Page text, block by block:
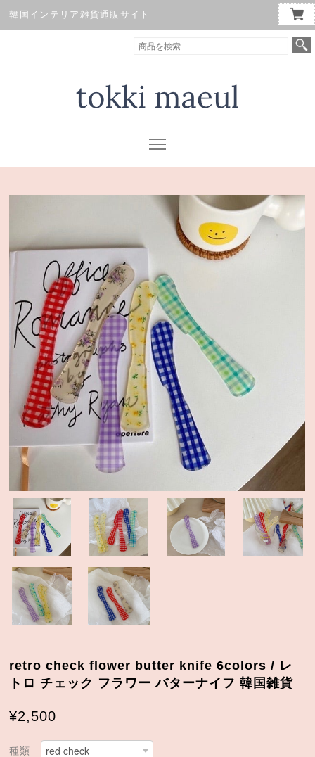
韓国インテリア雑貨通販サイト
retro check flower butter knife 6colors / レ
トロ チェック フラワー バターナイフ 韓国雑貨
¥2,500
種類